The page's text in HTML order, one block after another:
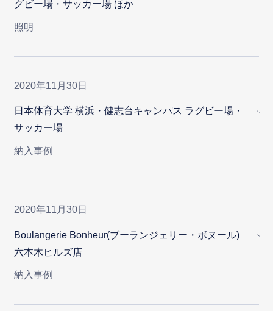
グビー場・サッカー場 ほか
照明
2020年11月30日
日本体育大学 横浜・健志台キャンパス ラグビー場・
サッカー場
納入事例
2020年11月30日
Boulangerie Bonheur(ブーランジェリー・ボヌール)
六本木ヒルズ店
納入事例